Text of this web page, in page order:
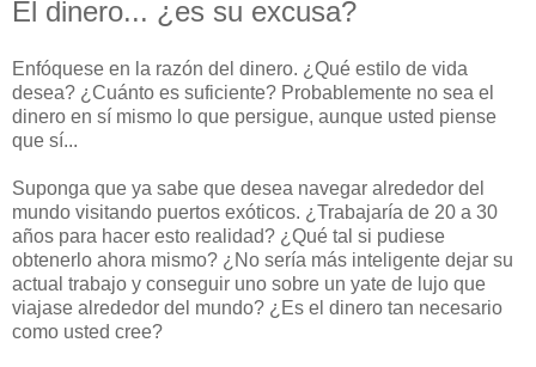
El dinero... ¿es su excusa?
Enfóquese en la razón del dinero. ¿Qué estilo de vida
desea? ¿Cuánto es suficiente? Probablemente no sea el
dinero en sí mismo lo que persigue, aunque usted piense
que sí...
Suponga que ya sabe que desea navegar alrededor del
mundo visitando puertos exóticos. ¿Trabajaría de 20 a 30
años para hacer esto realidad? ¿Qué tal si pudiese
obtenerlo ahora mismo? ¿No sería más inteligente dejar su
actual trabajo y conseguir uno sobre un yate de lujo que
viajase alrededor del mundo? ¿Es el dinero tan necesario
como usted cree?